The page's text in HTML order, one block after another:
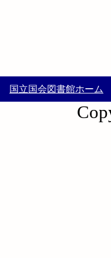
国立国会図書館ホーム